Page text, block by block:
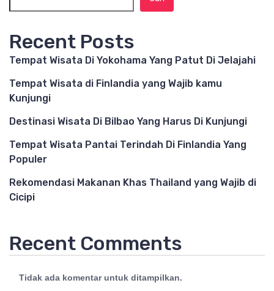
Recent Posts
Tempat Wisata Di Yokohama Yang Patut Di Jelajahi
Tempat Wisata di Finlandia yang Wajib kamu
Kunjungi
Destinasi Wisata Di Bilbao Yang Harus Di Kunjungi
Tempat Wisata Pantai Terindah Di Finlandia Yang
Populer
Rekomendasi Makanan Khas Thailand yang Wajib di
Cicipi
Recent Comments
Tidak ada komentar untuk ditampilkan.